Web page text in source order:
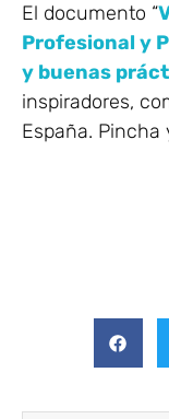
El documento “
Profesional y
y buenas
inspiradores,
España. Pincha